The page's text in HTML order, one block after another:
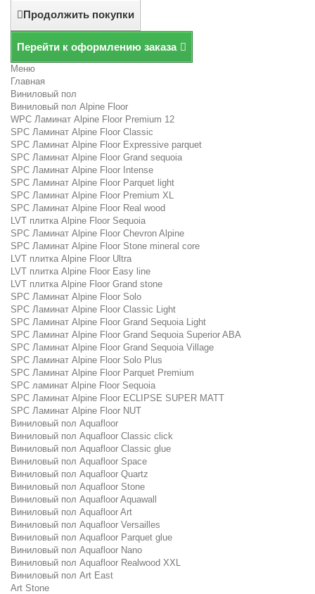
Продолжить покупки
Перейти к оформлению заказа
Меню
Главная
Виниловый пол
Виниловый пол Alpine Floor
WPC Ламинат Alpine Floor Premium 12
SPC Ламинат Alpine Floor Classic
SPC Ламинат Alpine Floor Expressive parquet
SPC Ламинат Alpine Floor Grand sequoia
SPC Ламинат Alpine Floor Intense
SPC Ламинат Alpine Floor Parquet light
SPC Ламинат Alpine Floor Premium XL
SPC Ламинат Alpine Floor Real wood
LVT плитка Alpine Floor Sequoia
SPC Ламинат Alpine Floor Chevron Alpine
SPC Ламинат Alpine Floor Stone mineral core
LVT плитка Alpine Floor Ultra
LVT плитка Alpine Floor Easy line
LVT плитка Alpine Floor Grand stone
SPC Ламинат Alpine Floor Solo
SPC Ламинат Alpine Floor Classic Light
SPC Ламинат Alpine Floor Grand Sequoia Light
SPC Ламинат Alpine Floor Grand Sequoia Superior ABA
SPC Ламинат Alpine Floor Grand Sequoia Village
SPC Ламинат Alpine Floor Solo Plus
SPC Ламинат Alpine Floor Parquet Premium
SPC ламинат Alpine Floor Sequoia
SPC Ламинат Alpine Floor ECLIPSE SUPER MATT
SPC Ламинат Alpine Floor NUT
Виниловый пол Aquafloor
Виниловый пол Aquafloor Classic click
Виниловый пол Aquafloor Classic glue
Виниловый пол Aquafloor Space
Виниловый пол Aquafloor Quartz
Виниловый пол Aquafloor Stone
Виниловый пол Aquafloor Aquawall
Виниловый пол Aquafloor Art
Виниловый пол Aquafloor Versailles
Виниловый пол Aquafloor Parquet glue
Виниловый пол Aquafloor Nano
Виниловый пол Aquafloor Realwood XXL
Виниловый пол Art East
Art Stone